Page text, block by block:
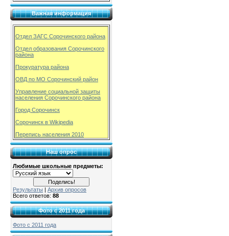
Важная информация
Отдел ЗАГС Сорочинского района
Отдел образования Сорочинского
района
Прокуратура района
ОВД по МО Сорочинский район
Управление социальной защиты
населения Сорочинского района
Город Сорочинск
Сорочинск в Wikipedia
Перепись населения 2010
Наш опрос
Любимые школьные предметы:
Результаты
Архив опросов
Всего ответов: 88
Фото с 2011 года
Фото с 2011 года